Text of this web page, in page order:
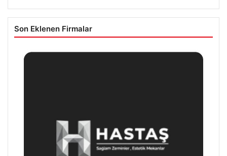
Son Eklenen Firmalar